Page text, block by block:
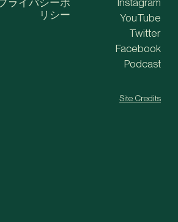
ライバシーポ
リシー
Instagram
YouTube
Twitter
Facebook
Podcast
Site Credits